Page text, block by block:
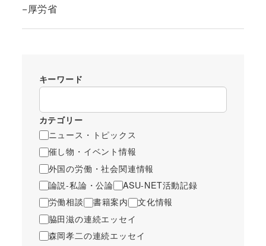
−厚労省
キーワード
カテゴリー
ニュース・トピックス
催し物・イベント情報
外国の労働・社会関連情報
論説-私論・公論
ASU-NET活動記録
労働相談
書籍案内
文化情報
脇田滋の連続エッセイ
森岡孝二の連続エッセイ